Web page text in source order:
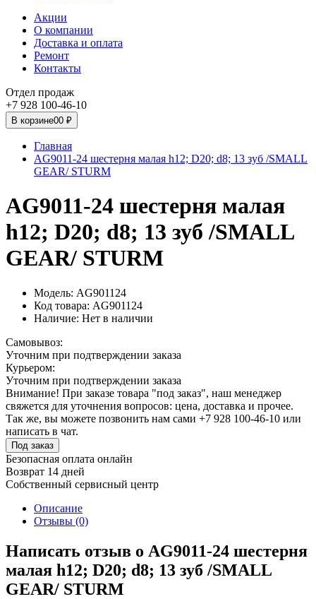
Акции
О компании
Доставка и оплата
Ремонт
Контакты
Отдел продаж
+7 928 100-46-10
В корзине00 ₽
Главная
AG9011-24 шестерня малая h12; D20; d8; 13 зуб /SMALL
GEAR/ STURM
AG9011-24 шестерня малая
h12; D20; d8; 13 зуб /SMALL
GEAR/ STURM
Модель: AG901124
Код товара: AG901124
Наличие: Нет в наличии
Самовывоз:
Уточним при подтверждении заказа
Курьером:
Уточним при подтверждении заказа
Внимание! При заказе товара "под заказ", наш менеджер
свяжется для уточнения вопросов: цена, доставка и прочее.
Так же, вы можете позвонить нам сами +7 928 100-46-10 или
написать в чат.
Под заказ
Безопасная оплата онлайн
Возврат 14 дней
Собственный сервисный центр
Описание
Отзывы (0)
Написать отзыв о AG9011-24 шестерня
малая h12; D20; d8; 13 зуб /SMALL
GEAR/ STURM